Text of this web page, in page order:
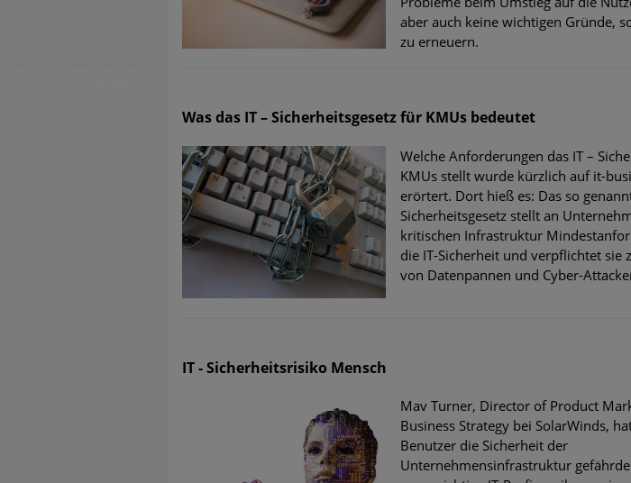
unterschätzen
Weiterentwicklung der HTTP-basierten
Phishing-Trend: Führungskräfte im Visier.
Aktuelle Phishing-Kampagnen mit großen
Fake-Unternehmensprofile auf LinkedIn:
Cyber Experience Center in Augsburg
aber auch keine wichtigen Gründe,
zu erneuern.
Was das IT – Sicherheitsgesetz für KMUs bedeutet
Welche Anforderungen das IT –
KMUs stellt wurde kürzlich auf it-
erörtert. Dort hieß es: Das so
Sicherheitsgesetz stellt an
kritischen Infrastruktur
die IT-Sicherheit und verpflichtet sie
von Datenpannen und Cyber-
IT - Sicherheitsrisiko Mensch
Mav Turner, Director of Product
Business Strategy bei SolarWinds,
Benutzer die Sicherheit der
Unternehmensinfrastruktur